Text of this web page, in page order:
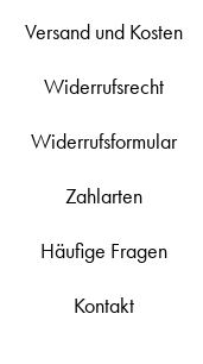
Versand und Kosten
Widerrufsrecht
Widerrufsformular
Zahlarten
Häufige Fragen
Kontakt